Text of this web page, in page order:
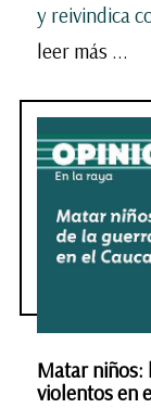
y reivindica
leer más ...
Matar niños:
violentos en